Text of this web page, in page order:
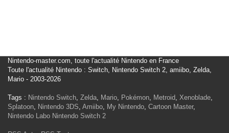
Nintendo-master.com, toute l'actualité Nintendo en France
Toute l'actualité Nintendo : Switch, Nintendo Switch 2, amiibo, Zelda,
Mario - 2003-2026
Tags : Nintendo Switch, Zelda, Mario, Pokémon, Metroid, Xenoblade,
Splatoon, Nintendo 3DS, Amiibo, My Nintendo, Cartoon Master,
Nintendo Labo Nintendo Switch 2